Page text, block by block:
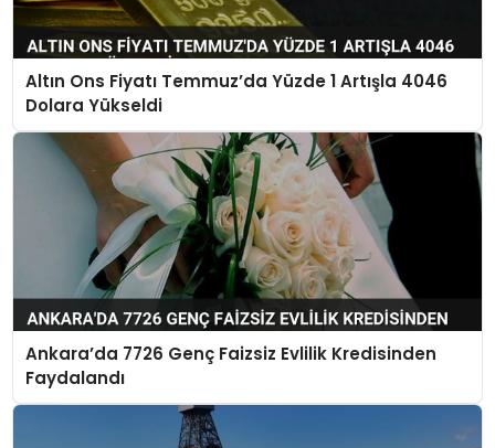
Altın Ons Fiyatı Temmuz’da Yüzde 1 Artışla 4046
Dolara Yükseldi
Ankara’da 7726 Genç Faizsiz Evlilik Kredisinden
Faydalandı